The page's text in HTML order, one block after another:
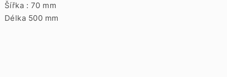
Šířka : 70 mm
Délka 500 mm